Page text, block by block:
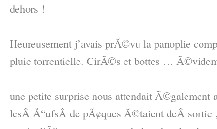
dehors !
Heureusement j’avais prÃ©vu la panoplie
pluie torrentielle. CirÃ©s et bottes …
une petite surprise nous attendait
lesÂ Å“ufsÂ de pÃ¢ques Ã©taient deÂ